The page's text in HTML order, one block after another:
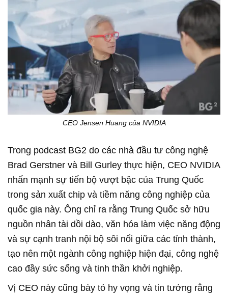
CEO Jensen Huang của NVIDIA
Trong podcast BG2 do các nhà đầu tư công nghệ
Brad Gerstner và Bill Gurley thực hiện, CEO NVIDIA
nhấn mạnh sự tiến bộ vượt bậc của Trung Quốc
trong sản xuất chip và tiềm năng công nghiệp của
quốc gia này. Ông chỉ ra rằng Trung Quốc sở hữu
nguồn nhân tài dồi dào, văn hóa làm việc năng động
và sự cạnh tranh nội bộ sôi nổi giữa các tỉnh thành,
tạo nên một ngành công nghiệp hiện đại, công nghệ
cao đầy sức sống và tinh thần khởi nghiệp.
Vị CEO này cũng bày tỏ hy vọng và tin tưởng rằng